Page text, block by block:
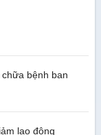
bệnh ban
lao động